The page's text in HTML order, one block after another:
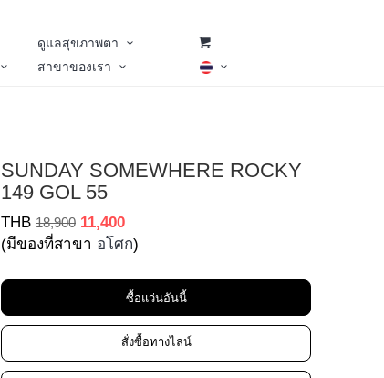
ดูแลสุขภาพตา
สาขาของเรา
SUNDAY SOMEWHERE ROCKY
149 GOL 55
THB 18,900 11,400
(มีของที่สาขา อโศก)
ซื้อแว่นอันนี้
สั่งซื้อทางไลน์